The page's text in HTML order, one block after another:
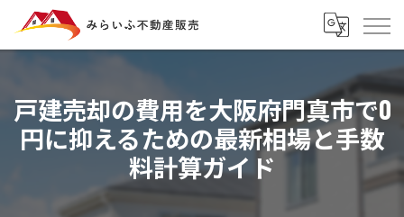
戸建売却の費用を大阪府門真市で0
円に抑えるための最新相場と手数
料計算ガイド